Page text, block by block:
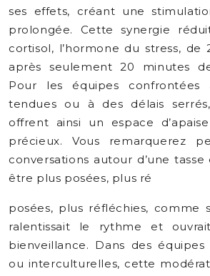
ses effets, créant une
prolongée. Cette synergie
cortisol, l’hormone du stress, de
après seulement 20 minutes
Pour les équipes confrontées
tendues ou à des délais
offrent ainsi un espace
précieux. Vous remarquerez
conversations autour d’une
être plus posées, plus ré
posées, plus réfléchies, comme
ralentissait le rythme et
bienveillance. Dans des équipes
ou interculturelles, cette